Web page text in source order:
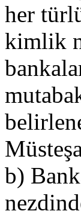
her
kimlik
b)